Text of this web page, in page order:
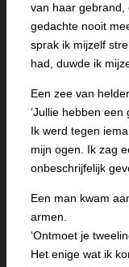
van haar gebrand,
gedachte nooit
sprak ik mijzelf
had, duwde ik
Een zee van
‘Jullie hebben een
Ik werd tegen
mijn ogen. Ik zag
onbeschrijfelijk
Een man kwam
armen.
‘Ontmoet je
Het enige wat ik